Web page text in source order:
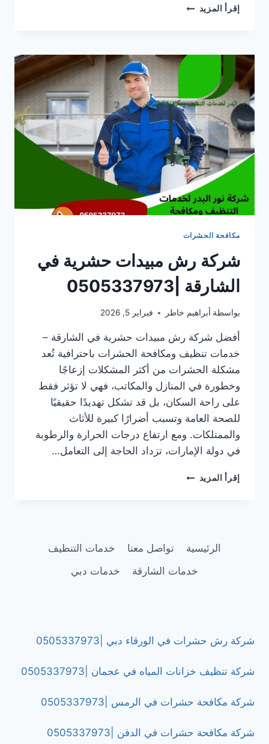
إقرأ المزيد شركة
في
الخيمة
مكافحة الحشرات
شركة رش مبيدات حشرية في
الشارقة |0505337973
بواسطة أبراهيم خاطر فبراير 5, 2026
أفضل شركة رش مبيدات حشرية في الشارقة –
خدمات تنظيف ومكافحة الحشرات باحترافية تُعد
مشكلة الحشرات من أكثر المشكلات إزعاجًا
وخطورة في المنازل والمكاتب، فهي لا تؤثر فقط
على راحة السكان، بل قد تشكل تهديدًا حقيقيًا
للصحة العامة وتسبب أضرارًا كبيرة للأثاث
والممتلكات. ومع ارتفاع درجات الحرارة والرطوبة
في دولة الإمارات، تزداد الحاجة إلى التعامل…
إقرأ المزيد شركة
|0505337973
الرئيسية تواصل معنا
خدمات التنظيف
خدمات الشارقة
خدمات دبي
شركة رش حشرات في الورقاء دبي |0505337973
شركة تنظيف خزانات المياه في عجمان |0505337973
شركة مكافحة حشرات في الرمس |0505337973
شركة مكافحة حشرات في الدفن |0505337973